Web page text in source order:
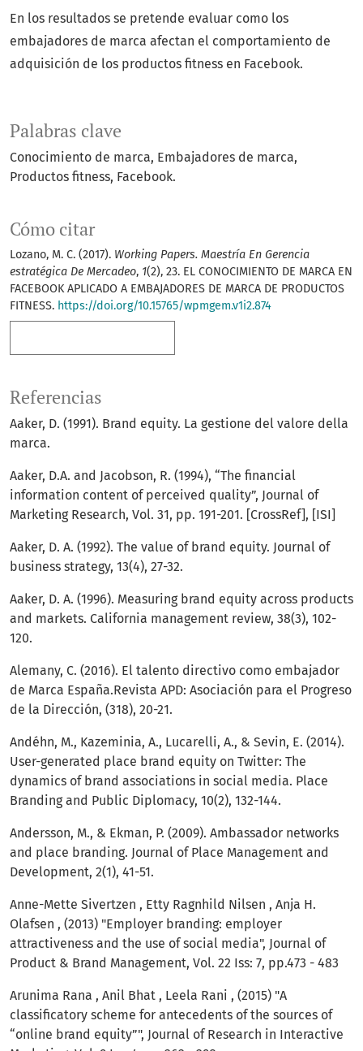
Palabras clave
Conocimiento de marca Embajadores de marca
Productos fitness Facebook.
Cómo citar
Lozano, M. C. (2017). Working Papers. Maestría En Gerencia
estratégica De Mercadeo, 1(2), 23. EL CONOCIMIENTO DE MARCA EN
FACEBOOK APLICADO A EMBAJADORES DE MARCA DE PRODUCTOS
FITNESS. https://doi.org/10.15765/wpmgem.v1i2.874
En los resultados se pretende evaluar como los
embajadores de marca afectan el comportamiento de
adquisición de los productos fitness en Facebook.
Referencias
Aaker, D. (1991). Brand equity. La gestione del valore della
marca.
Aaker, D.A. and Jacobson, R. (1994), “The financial
information content of perceived quality”, Journal of
Marketing Research, Vol. 31, pp. 191-201. [CrossRef], [ISI]
Aaker, D. A. (1992). The value of brand equity. Journal of
business strategy, 13(4), 27-32.
Aaker, D. A. (1996). Measuring brand equity across products
and markets. California management review, 38(3), 102-
120.
Alemany, C. (2016). El talento directivo como embajador
de Marca España.Revista APD: Asociación para el Progreso
de la Dirección, (318), 20-21.
Andéhn, M., Kazeminia, A., Lucarelli, A., & Sevin, E. (2014).
User-generated place brand equity on Twitter: The
dynamics of brand associations in social media. Place
Branding and Public Diplomacy, 10(2), 132-144.
Andersson, M., & Ekman, P. (2009). Ambassador networks
and place branding. Journal of Place Management and
Development, 2(1), 41-51.
Anne-Mette Sivertzen , Etty Ragnhild Nilsen , Anja H.
Olafsen , (2013) "Employer branding: employer
attractiveness and the use of social media", Journal of
Product & Brand Management, Vol. 22 Iss: 7, pp.473 - 483
Arunima Rana , Anil Bhat , Leela Rani , (2015) "A
classificatory scheme for antecedents of the sources of
“online brand equity”", Journal of Research in Interactive